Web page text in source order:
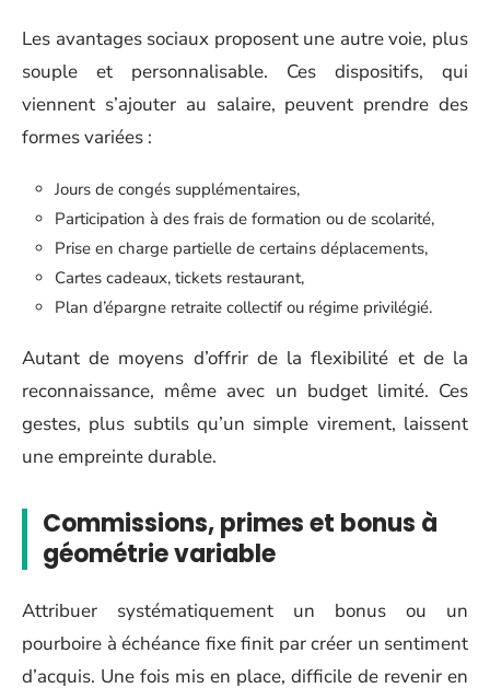
Les avantages sociaux proposent une autre voie, plus
souple et personnalisable. Ces dispositifs, qui
viennent s’ajouter au salaire, peuvent prendre des
formes variées :
Jours de congés supplémentaires,
Participation à des frais de formation ou de scolarité,
Prise en charge partielle de certains déplacements,
Cartes cadeaux, tickets restaurant,
Plan d’épargne retraite collectif ou régime privilégié.
Autant de moyens d’offrir de la flexibilité et de la
reconnaissance, même avec un budget limité. Ces
gestes, plus subtils qu’un simple virement, laissent
une empreinte durable.
Commissions, primes et bonus à
géométrie variable
Attribuer systématiquement un bonus ou un
pourboire à échéance fixe finit par créer un sentiment
d’acquis. Une fois mis en place, difficile de revenir en